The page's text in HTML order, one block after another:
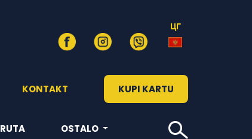
ЦГ
KONTAKT KUPI KARTU
RUTA OSTALO